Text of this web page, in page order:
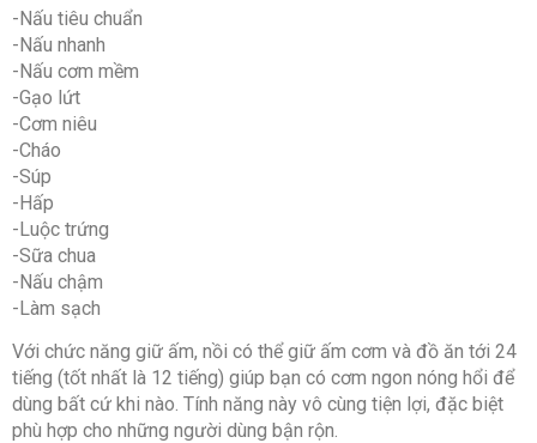
-Nấu tiêu chuẩn
-Nấu nhanh
-Nấu cơm mềm
-Gạo lứt
-Cơm niêu
-Cháo
-Súp
-Hấp
-Luộc trứng
-Sữa chua
-Nấu chậm
-Làm sạch
Với chức năng giữ ấm, nồi có thể giữ ấm cơm và đồ ăn tới 24
tiếng (tốt nhất là 12 tiếng) giúp bạn có cơm ngon nóng hổi để
dùng bất cứ khi nào. Tính năng này vô cùng tiện lợi, đặc biệt
phù hợp cho những người dùng bận rộn.